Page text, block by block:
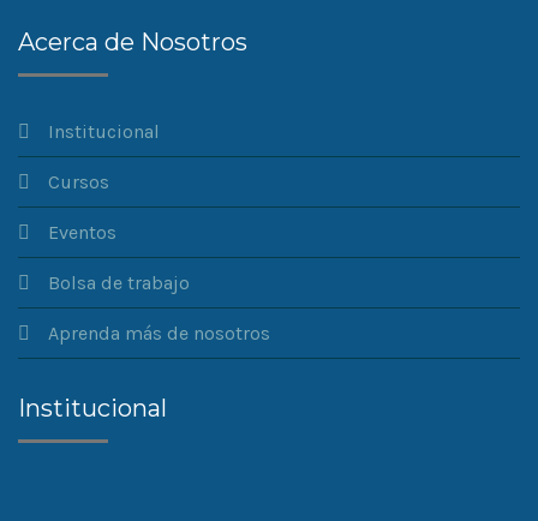
Acerca de Nosotros
Institucional
Cursos
Eventos
Bolsa de trabajo
Aprenda más de nosotros
Institucional